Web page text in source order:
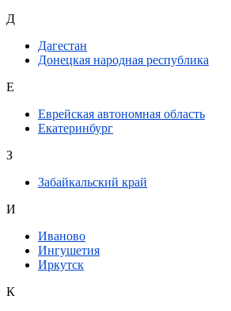
Д
Дагестан
Донецкая народная республика
Е
Еврейская автономная область
Екатеринбург
З
Забайкальский край
И
Иваново
Ингушетия
Иркутск
К